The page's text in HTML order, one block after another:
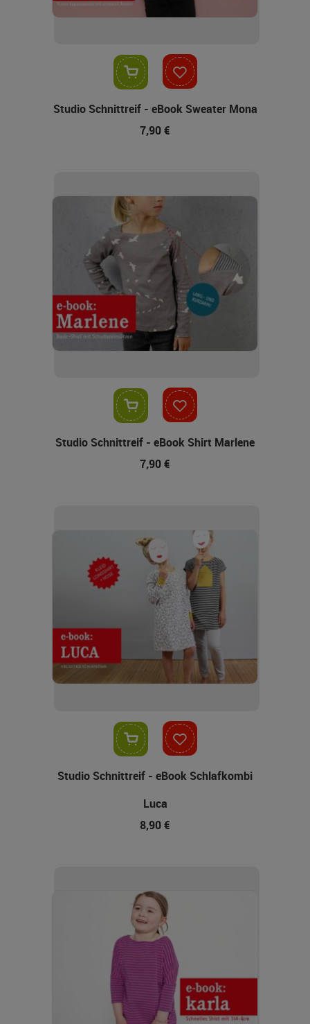
Studio Schnittreif - eBook Sweater Mona
7,90 €
Studio Schnittreif - eBook Shirt Marlene
7,90 €
Studio Schnittreif - eBook Schlafkombi
Luca
8,90 €